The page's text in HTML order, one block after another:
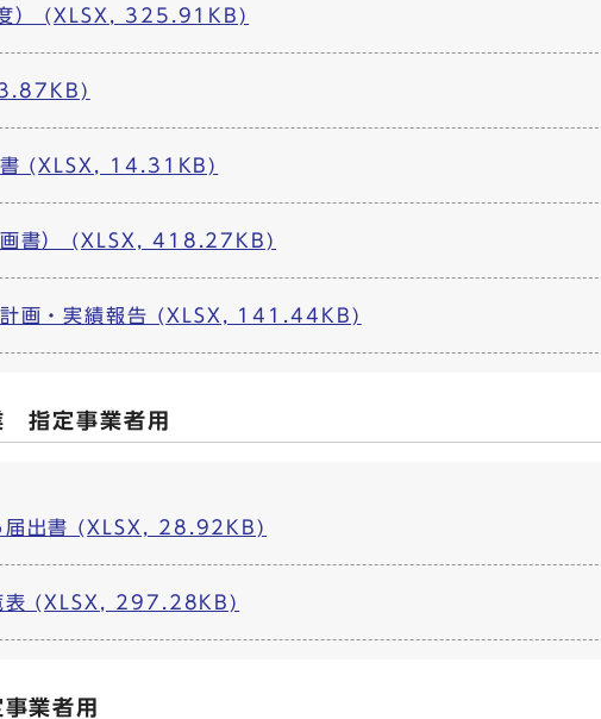
度） (XLSX, 325.91KB)
書 (XLSX, 14.31KB)
画書） (XLSX, 418.27KB)
計画・実績報告 (XLSX, 141.44KB)
指定事業者用
届出書 (XLSX, 28.92KB)
表 (XLSX, 297.28KB)
業者用